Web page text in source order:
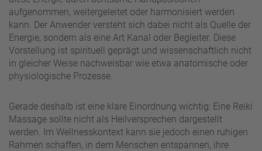
aufgenommen, weitergeleitet oder harmonisiert werden
kann. Der Anwender versteht sich dabei nicht als Quelle der
Energie, sondern als eine Art Kanal oder Begleiter. Diese
Vorstellung ist spirituell geprägt und wissenschaftlich nicht
in gleicher Weise nachweisbar wie etwa anatomische oder
physiologische Prozesse.
Gerade deshalb ist eine klare Einordnung wichtig: Eine Reiki
Massage sollte nicht als Heilversprechen dargestellt
werden. Im Wellnesskontext kann sie jedoch einen ruhigen
Rahmen schaffen, in dem Menschen entspannen, ihre